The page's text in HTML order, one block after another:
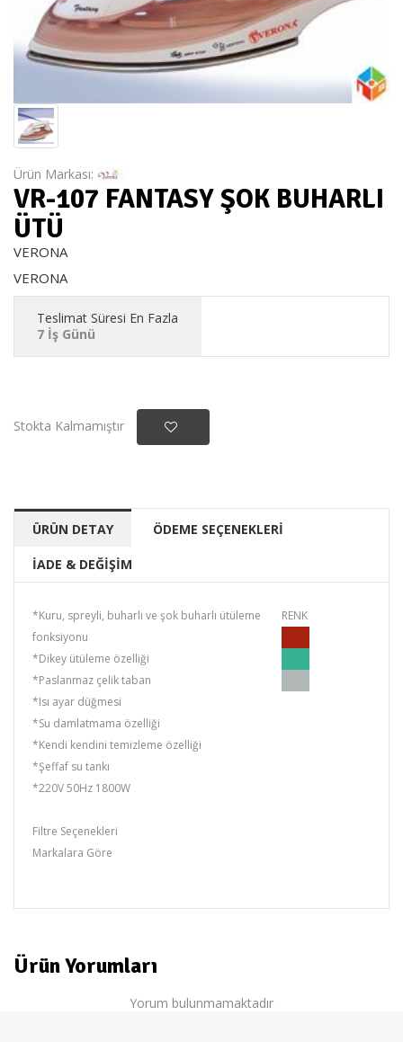
Ürün Markası:
VR-107 FANTASY ŞOK BUHARLI
ÜTÜ
VERONA
VERONA
Teslimat Süresi En Fazla
7 İş Günü
Stokta Kalmamıştır
ÜRÜN DETAY ÖDEME SEÇENEKLERİ
İADE & DEĞİŞİM
*Kuru, spreyli, buharlı ve şok buharlı ütüleme
fonksiyonu
*Dikey ütüleme özelliği
*Paslanmaz çelik taban
*Isı ayar düğmesi
*Su damlatmama özelliği
*Kendi kendini temizleme özelliği
*Şeffaf su tankı
*220V 50Hz 1800W
RENK
Filtre Seçenekleri
Markalara Göre
Ürün Yorumları
Yorum bulunmamaktadır